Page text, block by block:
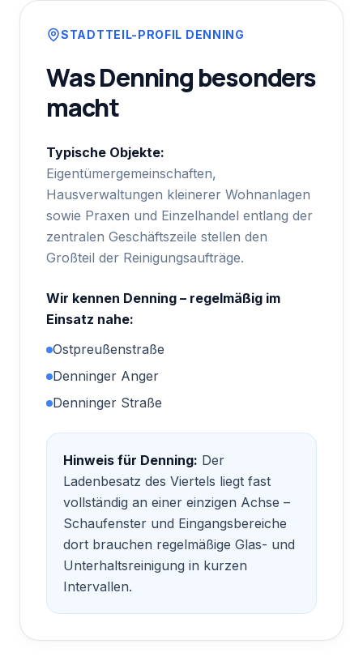
STADTTEIL-PROFIL DENNING
WasDenningbesonders
macht
Typische Objekte:
Eigentümergemeinschaften,
Hausverwaltungen kleinerer Wohnanlagen
sowie Praxen und Einzelhandel entlang der
zentralen Geschäftszeile stellen den
Großteil der Reinigungsaufträge.
Wir kennen Denning – regelmäßig im
Einsatz nahe:
Ostpreußenstraße
Denninger Anger
Denninger Straße
Hinweis für Denning: Der
Ladenbesatz des Viertels liegt fast
vollständig an einer einzigen Achse –
Schaufenster und Eingangsbereiche
dort brauchen regelmäßige Glas- und
Unterhaltsreinigung in kurzen
Intervallen.